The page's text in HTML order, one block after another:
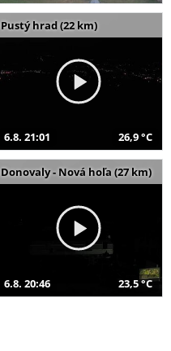
Pustý hrad (22 km)
6.8. 21:01 26,9 °C
Donovaly - Nová hoľa (27 km)
6.8. 20:46 23,5 °C